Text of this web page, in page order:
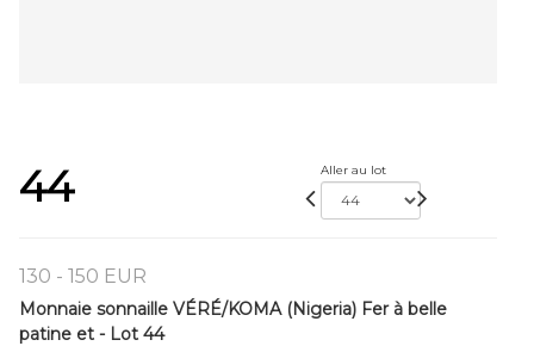
44 Aller au lot
130 - 150 EUR
Monnaie sonnaille VÉRÉ/KOMA (Nigeria) Fer à belle
patine et - Lot 44